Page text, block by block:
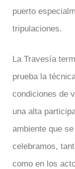
puerto
tripulaciones.
La Travesía
prueba la
condiciones de
una alta
ambiente que
celebramos,
como en los